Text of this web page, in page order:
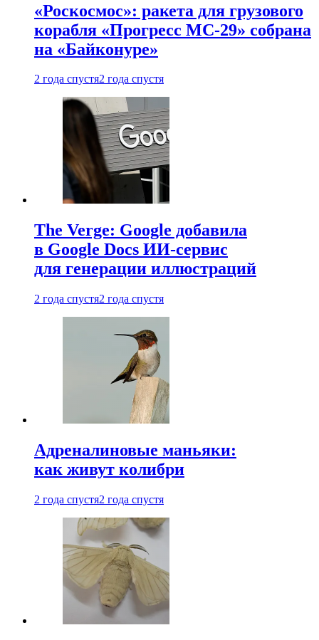
«Роскосмос»: ракета для грузового
корабля «Прогресс МС-29» собрана
на «Байконуре»
2 года спустя2 года спустя
The Verge: Google добавила
в Google Docs ИИ-сервис
для генерации иллюстраций
2 года спустя2 года спустя
Адреналиновые маньяки:
как живут колибри
2 года спустя2 года спустя